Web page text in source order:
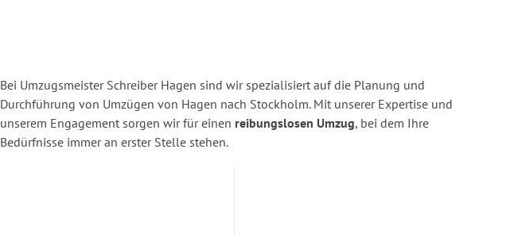
Bei Umzugsmeister Schreiber Hagen sind wir spezialisiert auf die Planung und
Durchführung von Umzügen von Hagen nach Stockholm. Mit unserer Expertise und
unserem Engagement sorgen wir für einen reibungslosen Umzug, bei dem Ihre
Bedürfnisse immer an erster Stelle stehen.